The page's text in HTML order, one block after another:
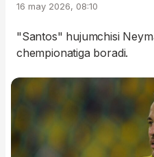
16 may 2026, 08:10
"Santos" hujumchisi
chempionatiga boradi.